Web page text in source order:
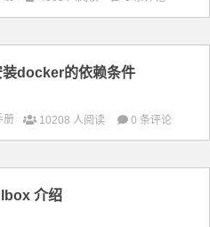
docker的依赖条件
册 10208 人阅读 0 条评论
介绍